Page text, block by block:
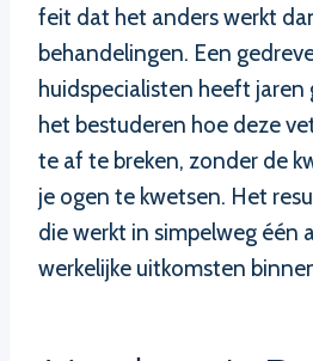
feit dat het anders werkt
behandelingen. Een
huidspecialisten heeft jaren
het bestuderen hoe deze
te af te breken, zonder de
je ogen te kwetsen. Het
die werkt in simpelweg één
werkelijke uitkomsten